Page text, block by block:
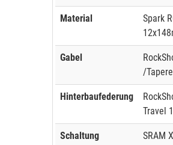
Material
Spark
Gabel
/
Hinterbaufederung
Travel
Schaltung SRAM